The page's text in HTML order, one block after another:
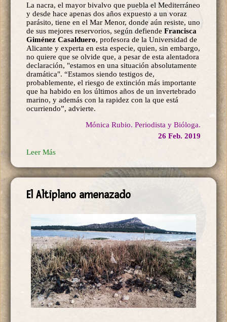
La nacra, el mayor bivalvo que puebla el Mediterráneo
y desde hace apenas dos años expuesto a un voraz
parásito, tiene en el Mar Menor, donde aún resiste, uno
de sus mejores reservorios, según defiende Francisca
Giménez Casalduero, profesora de la Universidad de
Alicante y experta en esta especie, quien, sin embargo,
no quiere que se olvide que, a pesar de esta alentadora
declaración, "estamos en una situación absolutamente
dramática". “Estamos siendo testigos de,
probablemente, el riesgo de extinción más importante
que ha habido en los últimos años de un invertebrado
marino, y además con la rapidez con la que está
ocurriendo”, advierte.
Mónica Rubio. Periodista y Bióloga.
26 Feb. 2019
Leer Más
El Altiplano amenazado